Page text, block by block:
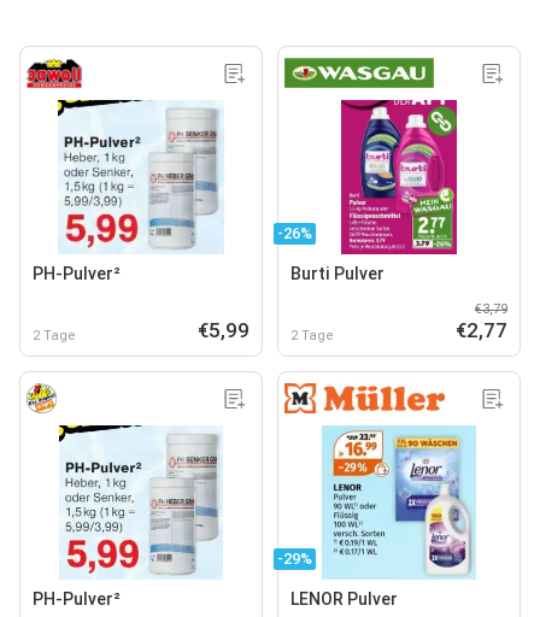
PH-Pulver²
2 Tage €5,99
-26%
Burti Pulver
2 Tage
€3,79
€2,77
PH-Pulver²
-29%
LENOR Pulver